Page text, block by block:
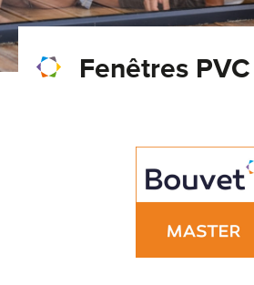
Fenêtres
Conseils pour choisir
Demander un devis
Tous nos accessoires volets
Tous nos accessoires volets
Classique
Accessoires
Télécharger le